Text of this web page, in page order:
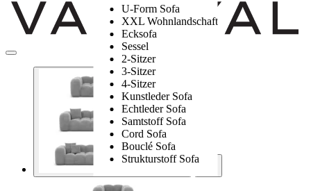
U-Form Sofa
XXL Wohnlandschaft
Ecksofa
Sessel
2-Sitzer
3-Sitzer
4-Sitzer
Kunstleder Sofa
Echtleder Sofa
Samtstoff Sofa
Cord Sofa
Bouclé Sofa
Strukturstoff Sofa